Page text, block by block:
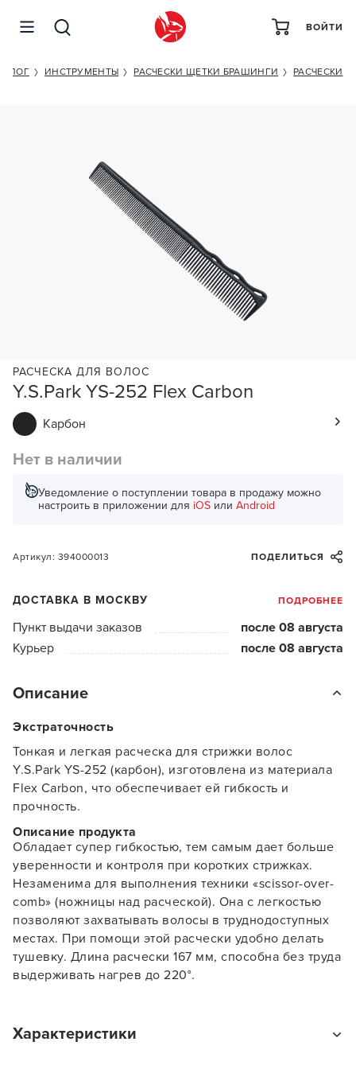
ВОЙТИ
ИНСТРУМЕНТЫ РАСЧЕСКИ ЩЕТКИ БРАШИНГИ РАСЧЕСКИ
Y.S.Park YS-252 Flex Carbon
РАСЧЕСКА ДЛЯ ВОЛОС
Карбон
Нет в наличии
Уведомление о поступлении товара в продажу можно
настроить в приложении для iOS или Android
Артикул: 394000013 ПОДЕЛИТЬСЯ
ДОСТАВКА В МОСКВУ ПОДРОБНЕЕ
Пункт выдачи заказов
после 08 августа
Курьер
после 08 августа
Описание
Экстраточность
Тонкая и легкая расческа для стрижки волос
Y.S.Park YS-252 (карбон), изготовлена из материала
Flex Carbon, что обеспечивает ей гибкость и
прочность.
Описание продукта
Обладает супер гибкостью, тем самым дает больше
уверенности и контроля при коротких стрижках.
Незаменима для выполнения техники «scissor-over-
comb» (ножницы над расческой). Она с легкостью
позволяют захватывать волосы в труднодоступных
местах. При помощи этой расчески удобно делать
тушевку. Длина расчески 167 мм, способна без труда
выдерживать нагрев до 220°.
Характеристики
Y.S.PARK YS-252 FLEX CARBON